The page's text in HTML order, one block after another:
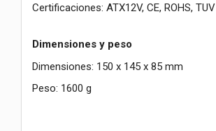
Certificaciones: ATX12V, CE, ROHS, TUV
Dimensiones y peso
Dimensiones: 150 x 145 x 85 mm
Peso: 1600 g